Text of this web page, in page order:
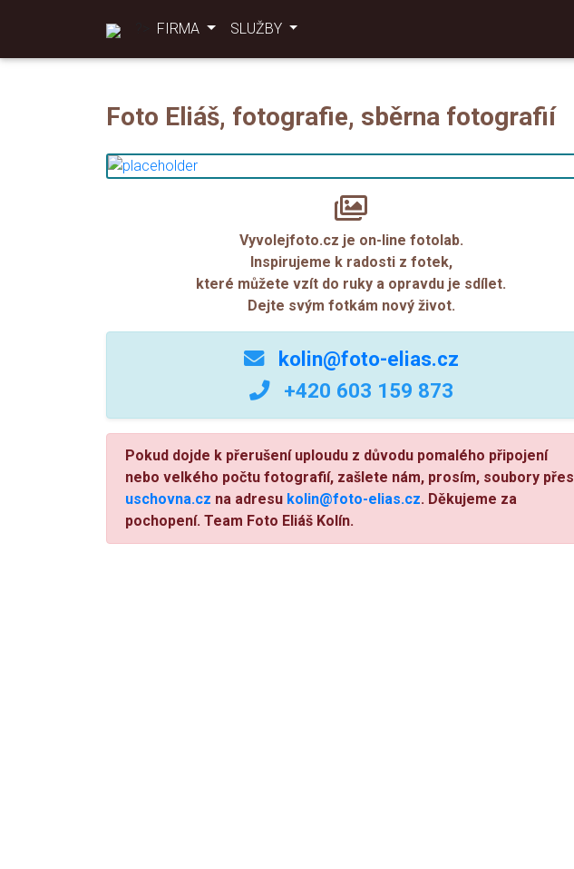
FIRMA SLUŽBY
Foto Eliáš, fotografie, sběrna fotografií
Vyvolejfoto.cz je on-line fotolab.
Inspirujeme k radosti z fotek,
které můžete vzít do ruky a opravdu je sdílet.
Dejte svým fotkám nový život.
kolin@foto-elias.cz
+420 603 159 873
Pokud dojde k přerušení uploudu z důvodu pomalého připojení
nebo velkého počtu fotografií, zašlete nám, prosím, soubory přes
uschovna.cz na adresu kolin@foto-elias.cz. Děkujeme za
pochopení. Team Foto Eliáš Kolín.